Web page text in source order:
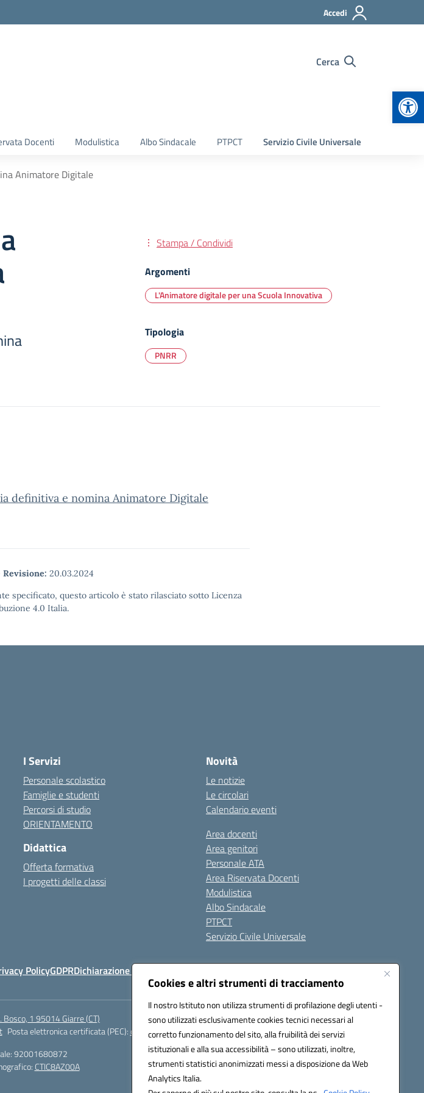
Cookies e altri strumenti di tracciamento
Il nostro Istituto non utilizza strumenti di profilazione degli utenti -
sono utilizzati esclusivamente cookies tecnici necessari al
corretto funzionamento del sito, alla fruibilità dei servizi
istituzionali e alla sua accessibilità – sono utilizzati, inoltre,
strumenti statistici anonimizzati messi a disposizione da Web
Analytics Italia.
Accedi
Cerca
Docenti Modulistica Albo Sindacale PTPCT Servizio Civile Universale
Animatore Digitale
Stampa / Condividi
Argomenti
L'Animatore digitale per una Scuola Innovativa
Tipologia
PNRR
definitiva e nomina Animatore Digitale
Revisione: 20.03.2024
specificato, questo articolo è stato rilasciato sotto Licenza
4.0 Italia.
I Servizi
Personale scolastico
Famiglie e studenti
Percorsi di studio
ORIENTAMENTO
Didattica
Offerta formativa
I progetti delle classi
Novità
Le notizie
Le circolari
Calendario eventi
Area docenti
Area genitori
Personale ATA
Area Riservata Docenti
Modulistica
Albo Sindacale
PTPCT
Servizio Civile Universale
PolicyGDPRDichiarazione di accessibilità
Bosco, 1 95014 Giarre (CT)
Posta elettronica certificata (PEC):ctic8az00a@pec.istruzione.it
92001680872
CTIC8AZ00A